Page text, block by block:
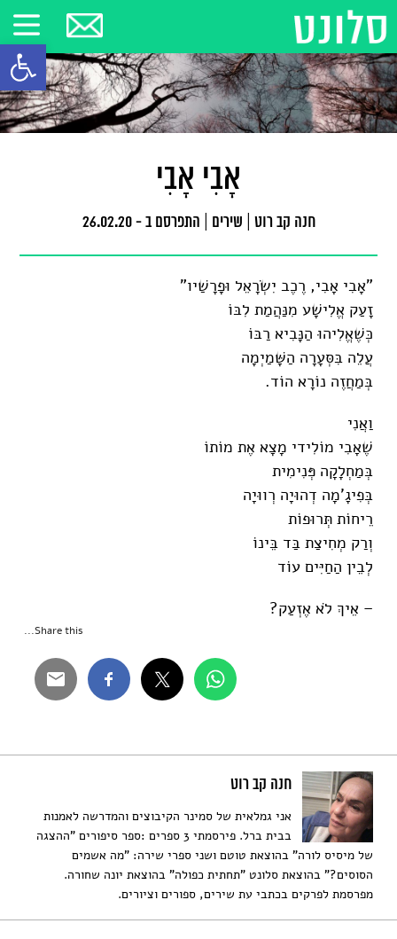
פתח
אָבִי אָבִי
חנה קב רוט שירים התפרסם ב - 26.02.20
"אָבִי אָבִי, רֶכֶב יִשְׂרָאֵל וּפָרָשַׁיו"
זָעַק אֱלִישָׁע מִנַּהֲמַת לִבּוֹ
כְּשֶׁאֱלִיהוּ הַנָּבִיא רַבּוֹ
עֲלֵה בִּסְּעָרָה הַשָּׁמַיְמָה
בְּמַחֲזֶה נוֹרָא הוֹד.
וַאֲנִי
שֶׁאָבִי מוֹלִידי מָצָא אֶת מוֹתוֹ
בְּמַחְלָקָה פְּנִימִית
בְּפִיגָ'מָה דְהוּיָה רְווּיָה
רֵיחוֹת תְּרוּפוֹת
וְרַק מְחִיצַת בַּד בֵּינוֹ
לְבֵין הַחַיִּים עוֹד
– אֵיךְ לֹא אֶזְעַק?
Share this...
חנה קב רוט
אני גמלאית של סמינר הקיבוצים והמדרשה לאמנות
בבית ברל. פירסמתי 3 ספרים :ספר סיפורים "ההצגה
של מיסיס לורה" בהוצאת טוטם ושני ספרי שירה: "מה אשמים
הסוסים?" בהוצאת סלונט "תחתית כפולה" בהוצאת יונה שחורה.
מפרסמת לפרקים בכתבי עת שירים, ספורים וציורים.